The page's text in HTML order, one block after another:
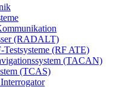
(RADALT)
(RF ATE)
(TACAN)
(TCAS)